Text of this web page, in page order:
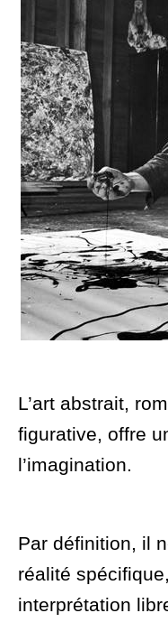
L’art abstrait,
figurative, offre
l’imagination.
Par définition, il
réalité
interprétation